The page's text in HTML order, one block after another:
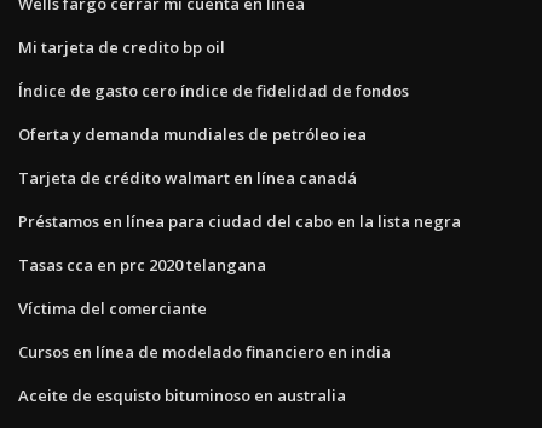
Mi tarjeta de credito bp oil
Índice de gasto cero índice de fidelidad de fondos
Oferta y demanda mundiales de petróleo iea
Tarjeta de crédito walmart en línea canadá
Préstamos en línea para ciudad del cabo en la lista negra
Tasas cca en prc 2020 telangana
Víctima del comerciante
Cursos en línea de modelado financiero en india
Aceite de esquisto bituminoso en australia